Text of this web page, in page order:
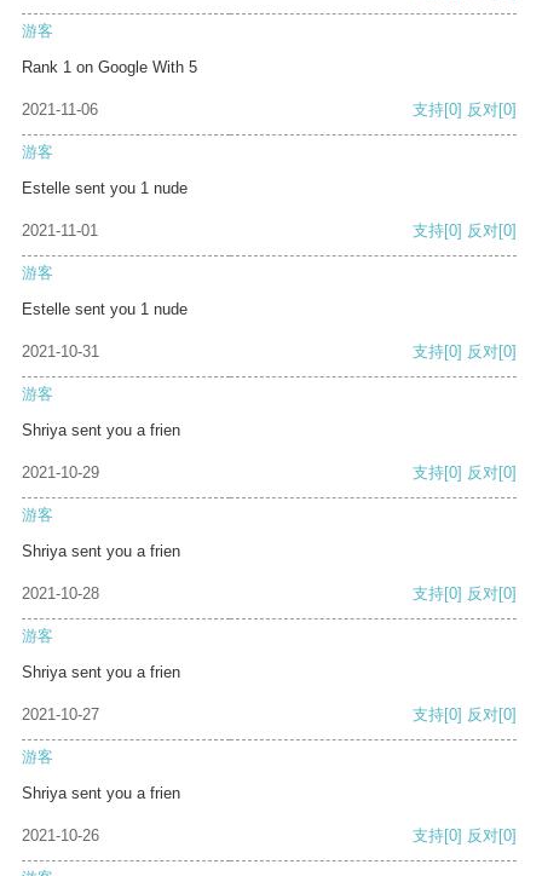
游客
Rank 1 on Google With 5
2021-11-06 支持[0] 反对[0]
游客
Estelle sent you 1 nude
2021-11-01 支持[0] 反对[0]
游客
Estelle sent you 1 nude
2021-10-31 支持[0] 反对[0]
游客
Shriya sent you a frien
2021-10-29 支持[0] 反对[0]
游客
Shriya sent you a frien
2021-10-28 支持[0] 反对[0]
游客
Shriya sent you a frien
2021-10-27 支持[0] 反对[0]
游客
Shriya sent you a frien
2021-10-26 支持[0] 反对[0]